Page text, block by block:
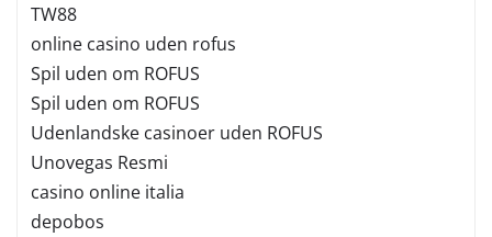
TW88
online casino uden rofus
Spil uden om ROFUS
Spil uden om ROFUS
Udenlandske casinoer uden ROFUS
Unovegas Resmi
casino online italia
depobos